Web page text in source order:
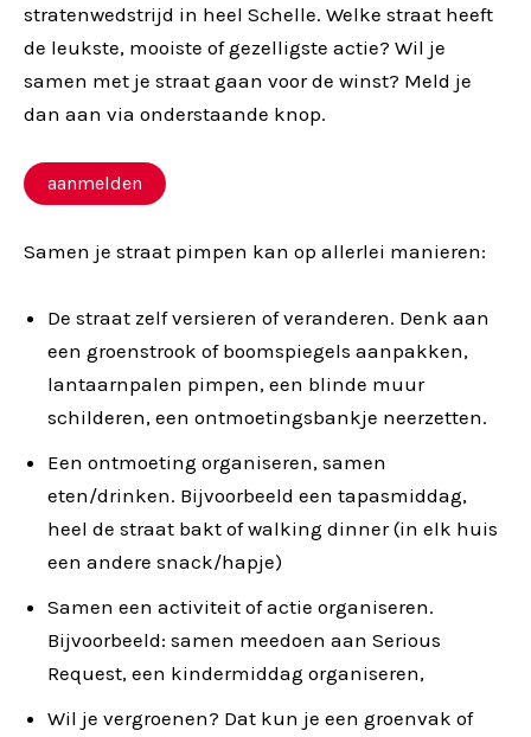
stratenwedstrijd in heel Schelle. Welke straat heeft
de leukste, mooiste of gezelligste actie? Wil je
samen met je straat gaan voor de winst? Meld je
dan aan via onderstaande knop.
aanmelden
Samen je straat pimpen kan op allerlei manieren:
De straat zelf versieren of veranderen. Denk aan
een groenstrook of boomspiegels aanpakken,
lantaarnpalen pimpen, een blinde muur
schilderen, een ontmoetingsbankje neerzetten.
Een ontmoeting organiseren, samen
eten/drinken. Bijvoorbeeld een tapasmiddag,
heel de straat bakt of walking dinner (in elk huis
een andere snack/hapje)
Samen een activiteit of actie organiseren.
Bijvoorbeeld: samen meedoen aan Serious
Request, een kindermiddag organiseren,
Wil je vergroenen? Dat kun je een groenvak of